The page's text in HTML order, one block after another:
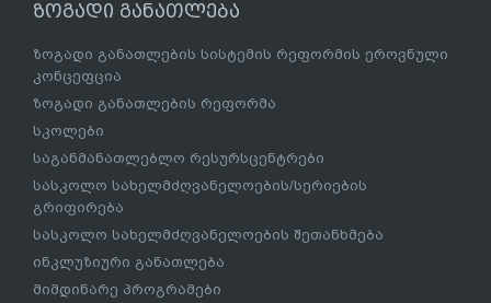
ზოგადი განათლება
ზოგადი განათლების სისტემის რეფორმის ეროვნული
კონცეფცია
ზოგადი განათლების რეფორმა
სკოლები
საგანმანათლებლო რესურსცენტრები
სასკოლო სახელმძღვანელოების/სერიების
გრიფირება
სასკოლო სახელმძღვანელოების შეთანხმება
ინკლუზიური განათლება
მიმდინარე პროგრამები